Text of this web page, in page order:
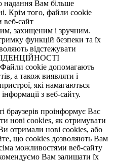
надання Вам більше
Крім того, файли cookie
веб-сайт
захищеним і зручним.
функцій безпеки та їх
відстежувати
Файли cookie допомагають
а також виявляти і
які намагаються
з веб-сайту.
браузерів проінформує Вас
нові cookies, як отримувати
отримали нові cookies, або
що cookies дозволяють Вам
можливостями веб-сайту
Вам залишати їх